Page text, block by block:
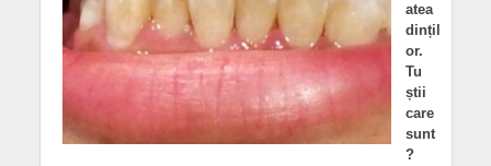
atea
dințil
or.
Tu
știi
care
sunt
?